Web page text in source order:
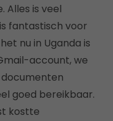
Alles is veel
fantastisch voor
nu in Uganda is
account, we
goed bereikbaar.
kostte